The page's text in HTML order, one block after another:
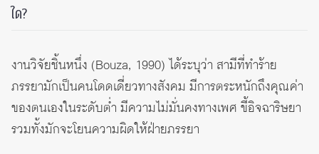
ใด?
งานวิจัยชิ้นหนึ่ง (Bouza, 1990) ได้ระบุว่า สามีที่ทำร้าย
ภรรยามักเป็นคนโดดเดี่ยวทางสังคม มีการตระหนักถึงคุณค่า
ของตนเองในระดับต่ำ มีความไม่มั่นคงทางเพศ ขี้อิจฉาริษยา
รวมทั้งมักจะโยนความผิดให้ฝ่ายภรรยา